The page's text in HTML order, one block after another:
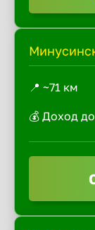
📍 ~71 км
💰 Доход